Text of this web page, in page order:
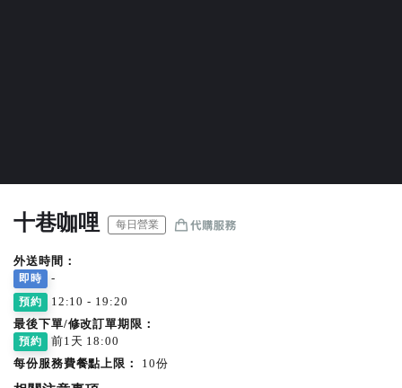
十巷咖哩 每日營業
外送時間：
即時 -
預約
12:10 - 19:20
最後下單/修改訂單期限：
預約
前1天 18:00
每份服務費餐點上限： 10份